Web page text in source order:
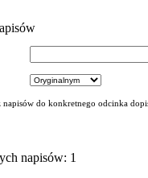
napisów do konkretnego odcinka
napisów: 1